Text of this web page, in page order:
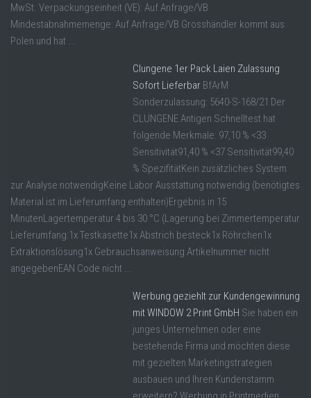
MwSt. Verpackungseinheit (VE): Auf Anfrage/VB
Mindestabnahmemenge: Auf Anfrage/VB Grosshändler kommt aus
Polen und hat ...
Clungene 1er Pack Laien Zulassung
Sofort Lieferbar BfArM
Sonderzulassung: 5640-S-168/21 Der
CLUNGENE Antigen Schnelltest hat
folgende Merkmale: 97,10 % <33
Sensitivität91,40 % <37 Sensitivität99,40
% SpezifitätKein zusätzliches System
zur Analyse notwendigKeine Labor Ausstattung notwendig (benötigtes
Material ist im Lieferumfang enthalten)Ergebnis in 15
MinutenLagertemperatur 4 bis 30 °C (Lagerung bei Zimmertemperatur
Lieferumfang:1x Testkasette1x Abstrich besteck1x Röhrchen1x
Extraktionslösung1x Gebrauchsanweisung Artikelnummer nicht
angegebenEAN Code nicht ...
Werbung geziehlt zur Kundengewinnung
mit WINDOW 2 Print GmbH Sie haben ein
junges Unternehmen oder eine
bestehende Firma und möchten diese
mit gezielten Marketingstrategien
ausbauen und Ihren Kundenstamm